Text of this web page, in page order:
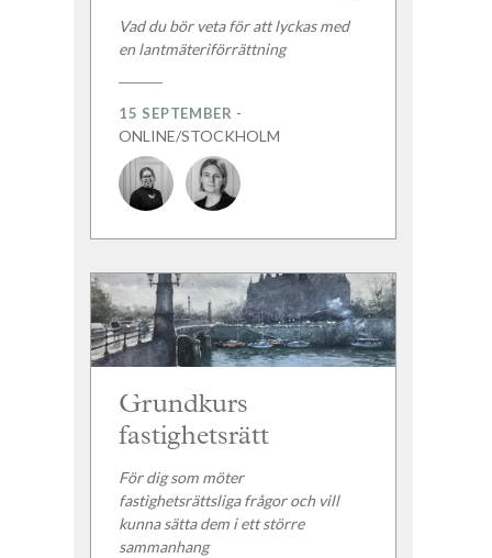
Vad du bör veta för att lyckas med
en lantmäteriförrättning
15 SEPTEMBER -
ONLINE/STOCKHOLM
Grundkurs
fastighetsrätt
För dig som möter
fastighetsrättsliga frågor och vill
kunna sätta dem i ett större
sammanhang